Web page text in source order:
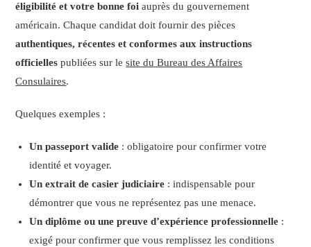
éligibilité et votre bonne foi auprès du gouvernement
américain. Chaque candidat doit fournir des pièces
authentiques, récentes et conformes aux instructions
officielles publiées sur lesite du Bureau des Affaires
Consulaires.
Quelques exemples :
Un passeport valide : obligatoire pour confirmer votre
identité et voyager.
Un extrait de casier judiciaire : indispensable pour
démontrer que vous ne représentez pas une menace.
Un diplôme ou une preuve d’expérience professionnelle :
exigé pour confirmer que vous remplissez les conditions